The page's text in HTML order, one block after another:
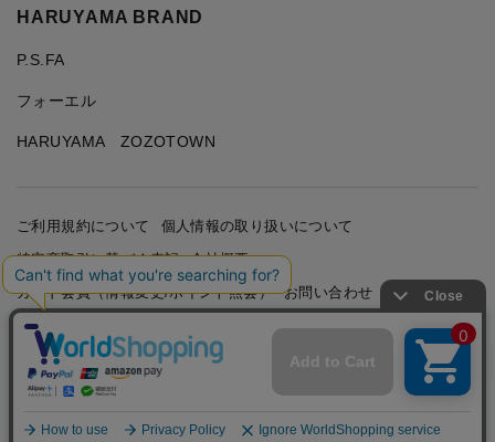
HARUYAMA BRAND
P.S.FA
フォーエル
HARUYAMA ZOZOTOWN
ご利用規約について
個人情報の取り扱いについて
特定商取引に基づく表記
会社概要
カード会員（情報変更/ポイント照会）
お問い合わせ
Copyright © HARUYAMA TRADING CO.,LTD. All Rights